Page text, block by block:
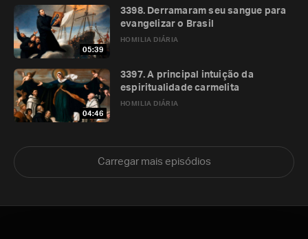
05:39
HOMILIA DIÁRIA
3398. Derramaram seu sangue para
evangelizar o Brasil
04:46
HOMILIA DIÁRIA
3397. A principal intuição da
espiritualidade carmelita
Carregar mais episódios